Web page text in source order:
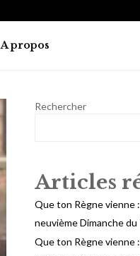
Que ton Règne
A propos
Rechercher
Articles
Que ton Règne vienne
neuvième Dimanche
Que ton Règne vienne